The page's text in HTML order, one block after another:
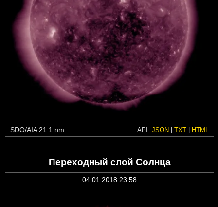
SDO/AIA 21.1 nm API: JSON | TXT | HTML
Переходный слой Солнца
04.01.2018 23:58